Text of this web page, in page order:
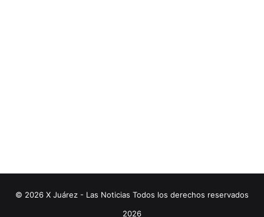
© 2026 X Juárez - Las Noticias Todos los derechos reservados
2026